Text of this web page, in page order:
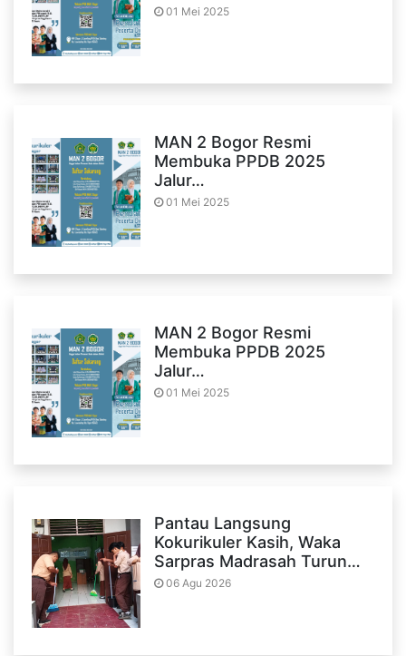
01 Mei 2025
MAN 2 Bogor Resmi
Membuka PPDB 2025
Jalur…
01 Mei 2025
MAN 2 Bogor Resmi
Membuka PPDB 2025
Jalur…
01 Mei 2025
Pantau Langsung
Kokurikuler Kasih, Waka
Sarpras Madrasah Turun…
06 Agu 2026